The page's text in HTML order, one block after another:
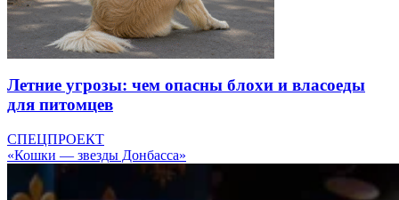
Летние угрозы: чем опасны блохи и власоеды
для питомцев
СПЕЦПРОЕКТ
«Кошки — звезды Донбасса»